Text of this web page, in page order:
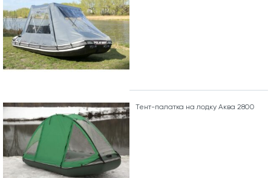
Тент-палатка на лодку Аква 2800